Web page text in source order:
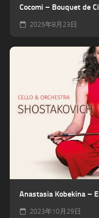
Cocomi – Bouquet de
2025年8月23日
Anastasia Kobekina –
2023年10月29日